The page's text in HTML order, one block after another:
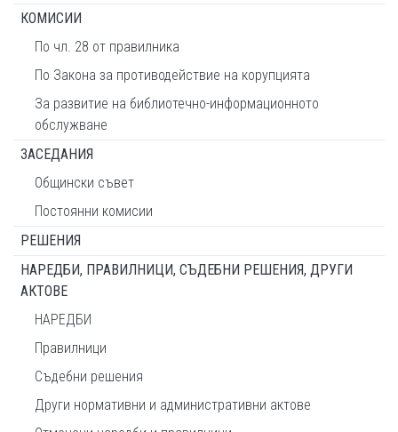
КОМИСИИ
По чл. 28 от правилника
По Закона за противодействие на корупцията
За развитие на библиотечно-информационното
обслужване
ЗАСЕДАНИЯ
Общински съвет
Постоянни комисии
РЕШЕНИЯ
НАРЕДБИ, ПРАВИЛНИЦИ, СЪДЕБНИ РЕШЕНИЯ, ДРУГИ
АКТОВЕ
НАРЕДБИ
Правилници
Съдебни решения
Други нормативни и административни актове